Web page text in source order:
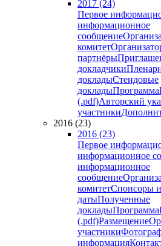
2017 (24)
Первое
информационное
сообщение
комитет
партнёры
докладчики
докладыСтендовые
докладыПрограмма
(.pdf)Авторский
участники
2016 (23)
2016 (23)
Первое
информационное
информационное
сообщение
комитетСпонсоры
датыПолученные
докладыПрограмма
(.pdf)Размещение
участники
информация